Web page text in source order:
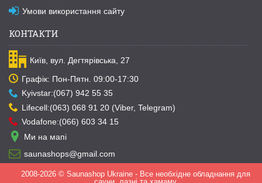
Умови використання сайту
КОНТАКТИ
Київ, вул. Дегтярівська, 27
Графік: Пон-Пятн. 09:00-17:30
Kyivstar:(067) 942 55 35
Lifecell:(063) 068 91 20 (Viber, Telegram)
Vodafone:(066) 603 34 15
Ми на мапі
saunashops@gmail.com
2008-2026 © Saunashop Ukraine - Все необхідне обладнання для